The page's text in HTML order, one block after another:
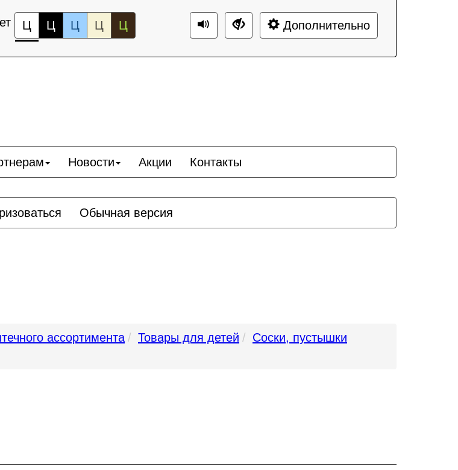
Ц Ц Ц Ц Ц Дополнительно
Новости Акции Контакты
Обычная версия
ассортимента Товары для детей
Соски, пустышки